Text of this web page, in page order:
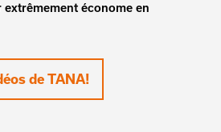
extrêmement économe en
de TANA!